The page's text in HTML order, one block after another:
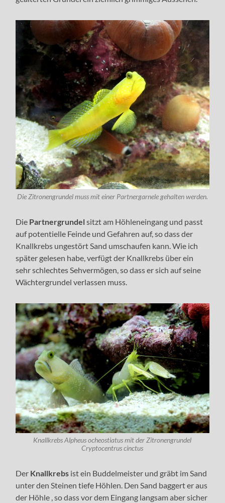
Die Zitronengrundel muss mit einer Partnergarnele gehalten werden.
Die Partnergrundelsitzt am Höhleneingang und passt
auf potentielle Feinde und Gefahren auf, so dass der
Knallkrebs ungestört Sand umschaufen kann. Wie ich
später gelesen habe, verfügt der Knallkrebs über ein
sehr schlechtes Sehvermögen, so dass er sich auf seine
Wächtergrundel verlassen muss.
Knallkrebs Alpheus ocheostiatus mit der Zitronengrundel
Cryptocentrus cinctus
Der Knallkrebs ist ein Buddelmeister und gräbt im Sand
unter den Steinen tiefe Höhlen. Den Sand baggert er aus
der Höhle , so dass vor dem Eingang langsam aber sicher